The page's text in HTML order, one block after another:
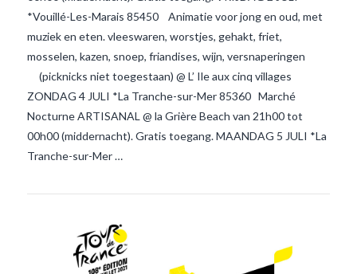
*Vouillé-Les-Marais 85450 Animatie voor jong en oud, met
muziek en eten. vleeswaren, worstjes, gehakt, friet,
mosselen, kazen, snoep, friandises, wijn, versnaperingen
(picknicks niet toegestaan) @ L’ Ile aux cinq villages
ZONDAG 4 JULI *La Tranche-sur-Mer 85360 Marché
Nocturne ARTISANAL @ la Grière Beach van 21h00 tot
00h00 (middernacht). Gratis toegang. MAANDAG 5 JULI *La
Tranche-sur-Mer …